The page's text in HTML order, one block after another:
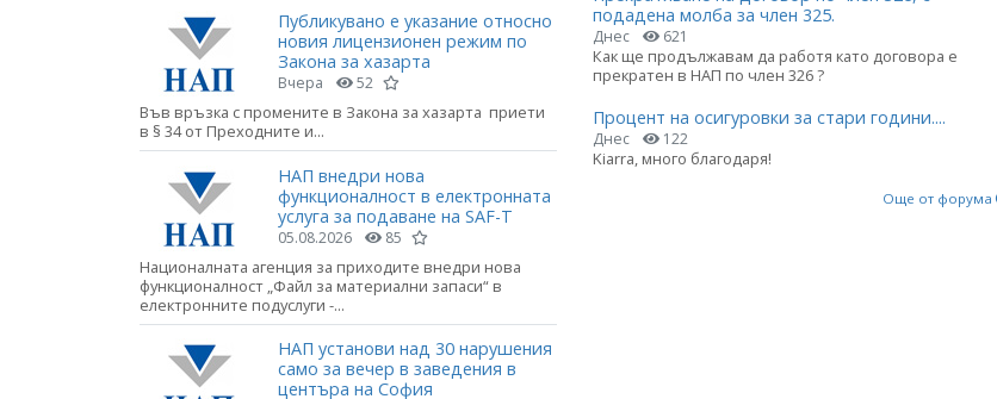
Публикувано е указание относно
новия лицензионен режим по
Закона за хазарта
Вчера 52
Във връзка с промените в Закона за хазарта приети
в § 34 от Преходните и...
НАП внедри нова
функционалност в електронната
услуга за подаване на SAF-T
05.08.2026 85
Националната агенция за приходите внедри нова
функционалност „Файл за материални запаси“ в
електронните подуслуги -...
НАП установи над 30 нарушения
само за вечер в заведения в
центъра на София
подадена молба за член 325.
Днес 621
Как ще продължавам да работя като договора е
прекратен в НАП по член 326 ?
Процент на осигуровки за стари години....
Днес 122
Kiarra, много благодаря!
Още от форума